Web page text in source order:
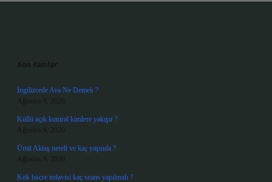
Son Yazılar
İngilizcede Ava Ne Demek ?
Ağustos 9, 2026
Küllü açık kumral kimlere yakışır ?
Ağustos 9, 2026
Ümit Aktaş nereli ve kaç yaşında ?
Ağustos 9, 2026
Kök hücre tedavisi kaç seans yapılmalı ?